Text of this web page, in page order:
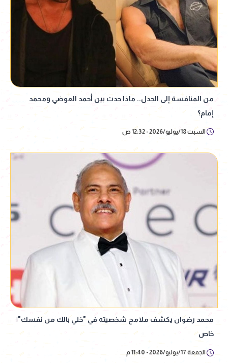
من المنافسة إلى الجدل.. ماذا حدث بين أحمد العوضي ومحمد
إمام؟
السبت 18/يوليو/2026 - 12:32 ص
محمد رضوان يكشف ملامح شخصيته في "خلي بالك من نفسك"|
خاص
الجمعة 17/يوليو/2026 - 11:40 م